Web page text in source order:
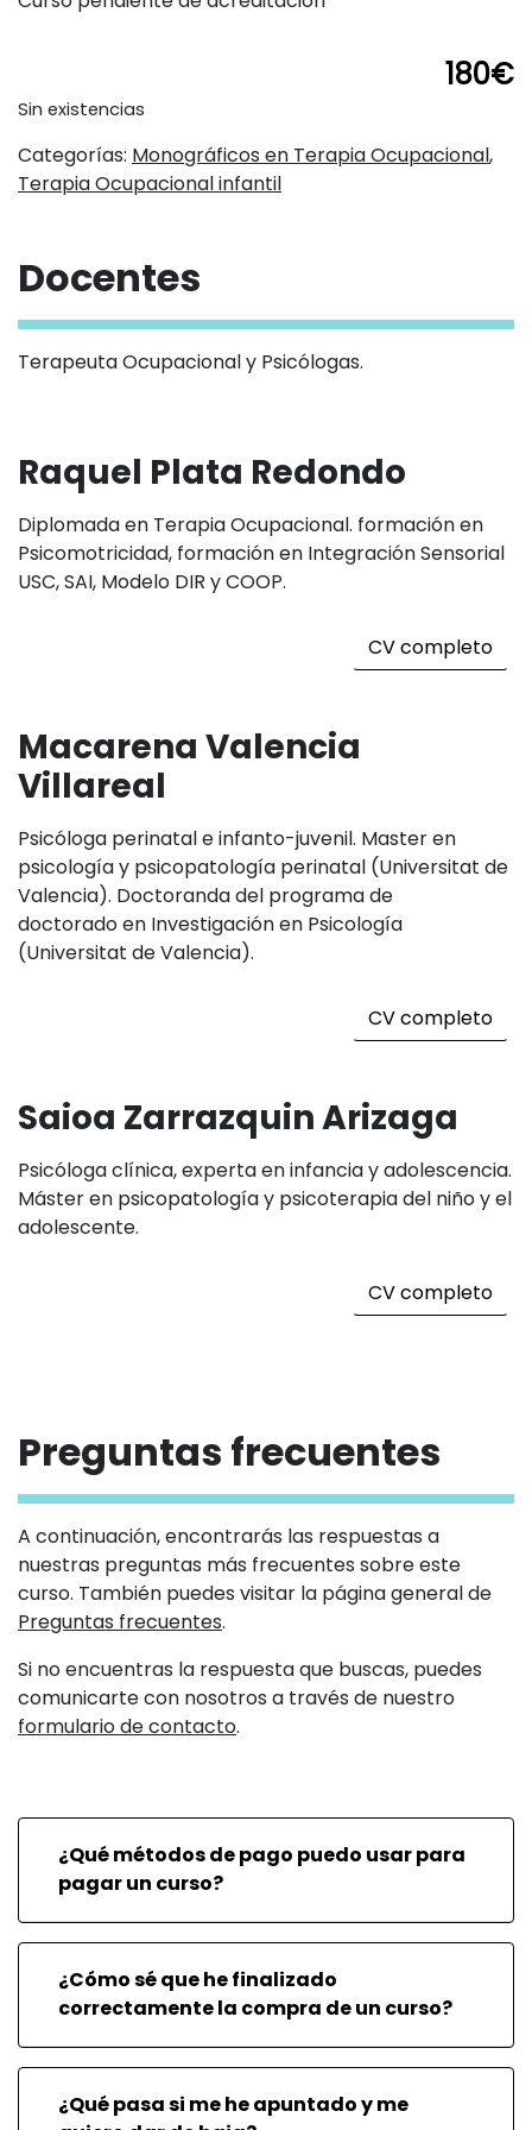
Modalidad
Online en directo
180€
Sin existencias
Categorías: Monográficos en Terapia Ocupacional,
Terapia Ocupacional infantil
Docentes
Terapeuta Ocupacional y Psicólogas.
Raquel Plata Redondo
Diplomada en Terapia Ocupacional. formación en
Psicomotricidad, formación en Integración Sensorial
USC, SAI, Modelo DIR y COOP.
CV completo
Macarena Valencia
Villareal
Psicóloga perinatal e infanto-juvenil. Master en
psicología y psicopatología perinatal (Universitat de
Valencia). Doctoranda del programa de
doctorado en Investigación en Psicología
(Universitat de Valencia).
CV completo
Saioa Zarrazquin Arizaga
Psicóloga clínica, experta en infancia y adolescencia.
Máster en psicopatología y psicoterapia del niño y el
adolescente.
CV completo
Preguntas frecuentes
A continuación, encontrarás las respuestas a
nuestras preguntas más frecuentes sobre este
curso. También puedes visitar la página general de
Preguntas frecuentes.
Si no encuentras la respuesta que buscas, puedes
comunicarte con nosotros a través de nuestro
formulario de contacto.
¿Qué métodos de pago puedo usar para
pagar un curso?
¿Cómo sé que he finalizado
correctamente la compra de un curso?
¿Qué pasa si me he apuntado y me